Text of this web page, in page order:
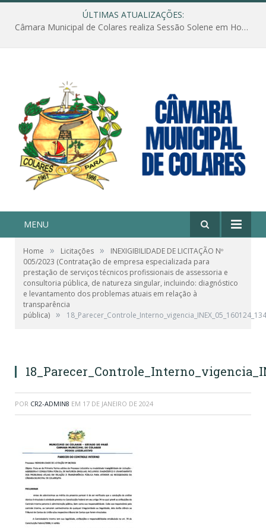
ÚLTIMAS ATUALIZAÇÕES:
Câmara Municipal de Colares realiza Sessão Solene em Homenagem ao Dia das Mães
MENU
Home » Licitações »
INEXIGIBILIDADE DE LICITAÇÃO Nº
005/2023 (Contratação de empresa especializada para
prestação de serviços técnicos profissionais de assessoria e
consultoria pública, de natureza singular, incluindo: diagnóstico
e levantamento dos problemas atuais em relação à
transparência
pública) »
POR CR2-ADMIN8 EM 17 DE JANEIRO DE 2024